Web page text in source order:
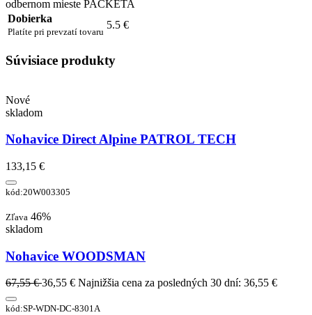
odbernom mieste PACKETA
Dobierka
Platíte pri prevzatí tovaru
5.5 €
Súvisiace produkty
Nové
skladom
Nohavice Direct Alpine PATROL TECH
133,15 €
kód:20W003305
Zľava 46%
skladom
Nohavice WOODSMAN
67,55 €36,55 € Najnižšia cena za posledných 30 dní: 36,55 €
kód:SP-WDN-DC-8301A